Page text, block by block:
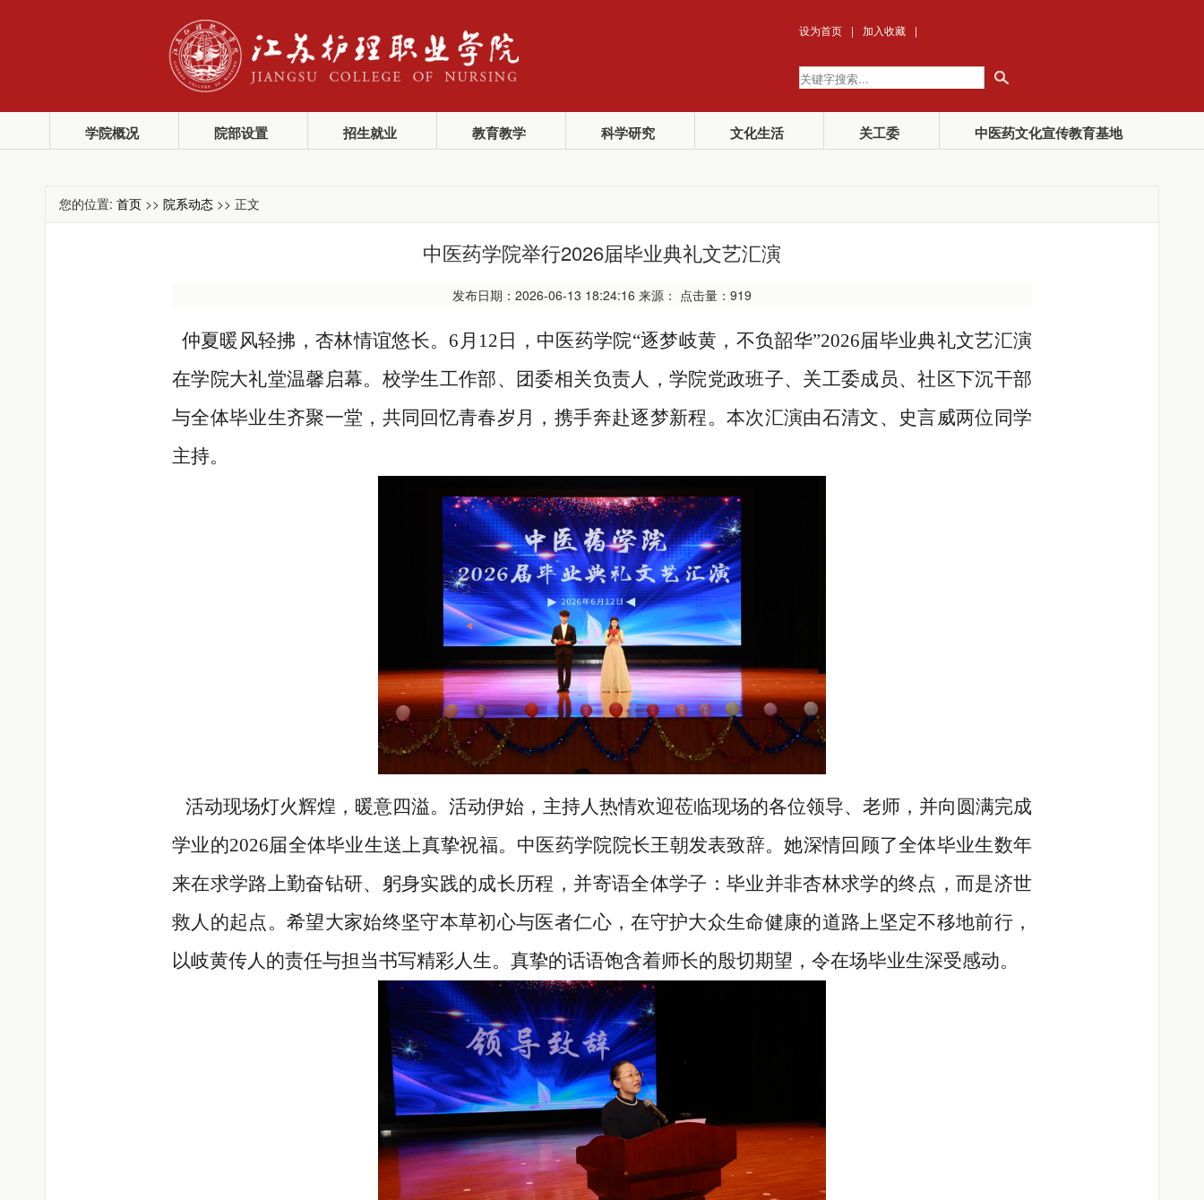
设为首页 | 加入收藏 |
学院概况 院部设置 招生就业 教育教学 科学研究 文化生活 关工委 中医药文化宣传教育基地
您的位置: 首页 >> 院系动态 >> 正文
中医药学院举行2026届毕业典礼文艺汇演
发布日期：2026-06-13 18:24:16 来源： 点击量： 919
仲夏暖风轻拂，杏林情谊悠长。6月12日，中医药学院“逐梦岐黄，不负韶华”2026届毕业典礼文艺汇演
在学院大礼堂温馨启幕。校学生工作部、团委相关负责人，学院党政班子、关工委成员、社区下沉干部
与全体毕业生齐聚一堂，共同回忆青春岁月，携手奔赴逐梦新程。本次汇演由石清文、史言威两位同学
主持。
活动现场灯火辉煌，暖意四溢。活动伊始，主持人热情欢迎莅临现场的各位领导、老师，并向圆满完成
学业的2026届全体毕业生送上真挚祝福。中医药学院院长王朝发表致辞。她深情回顾了全体毕业生数年
来在求学路上勤奋钻研、躬身实践的成长历程，并寄语全体学子：毕业并非杏林求学的终点，而是济世
救人的起点。希望大家始终坚守本草初心与医者仁心，在守护大众生命健康的道路上坚定不移地前行，
以岐黄传人的责任与担当书写精彩人生。真挚的话语饱含着师长的殷切期望，令在场毕业生深受感动。